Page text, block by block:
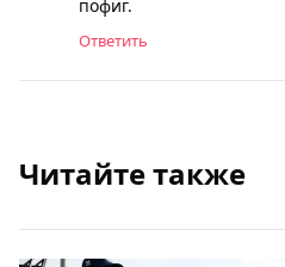
пофиг.
Ответить
Читайте также